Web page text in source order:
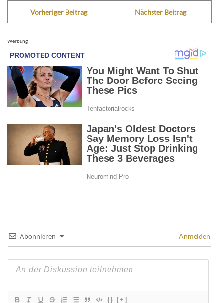
Vorheriger Beitrag Nächster Beitrag
Werbung
Abonnieren Anmelden
{} [+]